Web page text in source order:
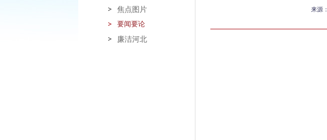
焦点图片
要闻要论
廉洁河北
来源：